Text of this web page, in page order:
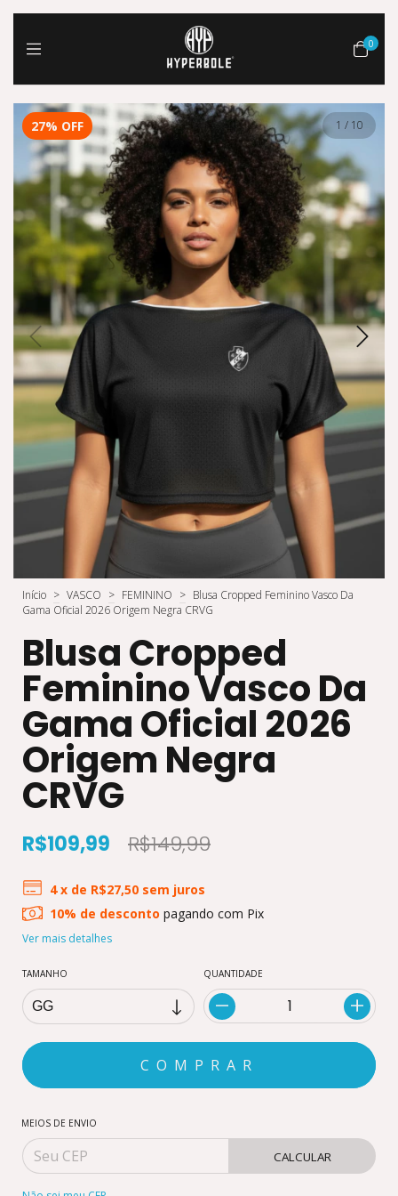
0
27% OFF 1 / 10
Início > VASCO > FEMININO > Blusa Cropped Feminino Vasco Da
Gama Oficial 2026 Origem Negra CRVG
Blusa Cropped
Feminino Vasco Da
Gama Oficial 2026
Origem Negra
CRVG
R$109,99 R$149,99
4 x de R$27,50 sem juros
10% de desconto pagando com Pix
Ver mais detalhes
TAMANHO QUANTIDADE
MEIOS DE ENVIO
CALCULAR